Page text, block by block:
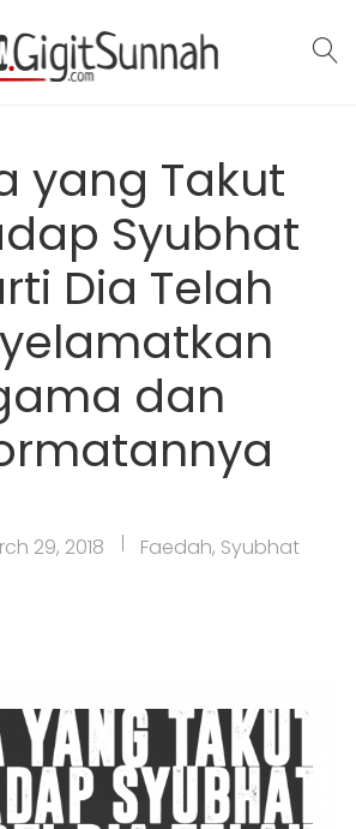
yang Takut
Syubhat
Dia Telah
dan
29, 2018 Faedah, Syubhat